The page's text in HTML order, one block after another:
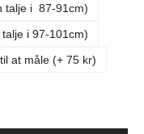
talje i 87-91cm)
talje i 97-101cm)
at måle (+ 75 kr)